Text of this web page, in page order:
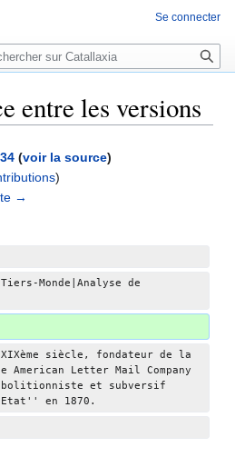
entre les versions
(voir la source)
)
→
Monde|Analyse de
siècle, fondateur de la
Letter Mail Company
et subversif
en 1870.
Se connecter